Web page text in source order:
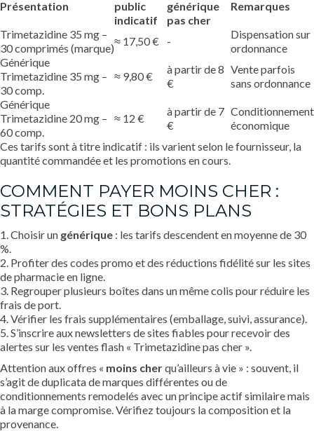
Présentation
public
indicatif
générique
pas cher
Remarques
Trimetazidine 35 mg –
30 comprimés (marque)
≈ 17,50 € -
Dispensation sur
ordonnance
Générique
Trimetazidine 35 mg –
30 comp.
≈ 9,80 €
à partir de 8
€
Vente parfois
sans ordonnance
Générique
Trimetazidine 20 mg –
60 comp.
≈ 12 €
à partir de 7
€
Conditionnement
économique
Ces tarifs sont à titre indicatif : ils varient selon le fournisseur, la
quantité commandée et les promotions en cours.
COMMENT PAYER MOINS CHER :
STRATÉGIES ET BONS PLANS
1. Choisir un générique : les tarifs descendent en moyenne de 30
%.
2. Profiter des codes promo et des réductions fidélité sur les sites
de pharmacie en ligne.
3. Regrouper plusieurs boîtes dans un même colis pour réduire les
frais de port.
4. Vérifier les frais supplémentaires (emballage, suivi, assurance).
5. S’inscrire aux newsletters de sites fiables pour recevoir des
alertes sur les ventes flash « Trimetazidine pas cher ».
Attention aux offres « moins cherqu’ailleurs à vie » : souvent, il
s’agit de duplicata de marques différentes ou de
conditionnements remodelés avec un principe actif similaire mais
à la marge compromise. Vérifiez toujours la composition et la
provenance.